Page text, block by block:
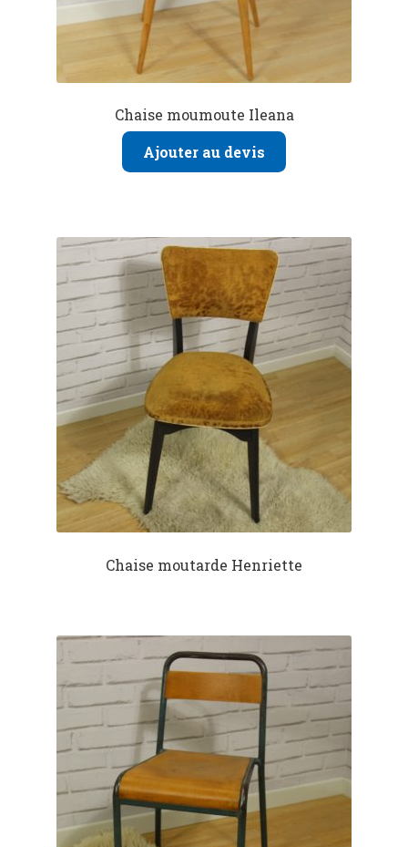
Chaise moumoute Ileana
Ajouter au devis
Chaise moutarde Henriette